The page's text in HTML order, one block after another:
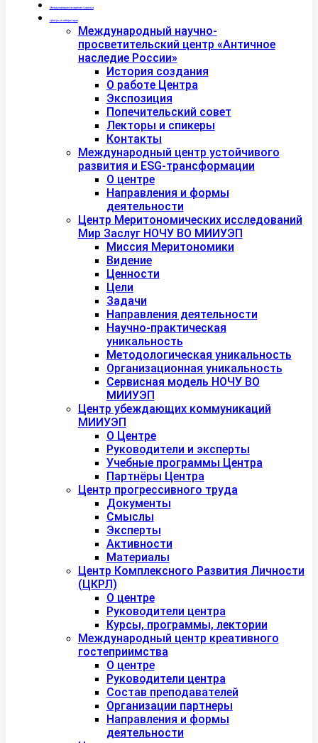
Международная академия туризма
Центры и лаборатории
Международный научно-
просветительский центр «Античное
наследие России»
История создания
О работе Центра
Экспозиция
Попечительский совет
Лекторы и спикеры
Контакты
Международный центр устойчивого
развития и ESG-трансформации
О центре
Направления и формы
деятельности
Центр Меритономических исследований
Мир Заслуг НОЧУ ВО МИИУЭП
Миссия Меритономики
Видение
Ценности
Цели
Задачи
Направления деятельности
Научно-практическая
уникальность
Методологическая уникальность
Организационная уникальность
Сервисная модель НОЧУ ВО
МИИУЭП
Центр убеждающих коммуникаций
МИИУЭП
О Центре
Руководители и эксперты
Учебные программы Центра
Партнёры Центра
Центр прогрессивного труда
Документы
Смыслы
Эксперты
Активности
Материалы
Центр Комплексного Развития Личности
(ЦКРЛ)
О центре
Руководители центра
Курсы, программы, лектории
Международный центр креативного
гостеприимства
О центре
Руководители центра
Состав преподавателей
Организации партнеры
Направления и формы
деятельности